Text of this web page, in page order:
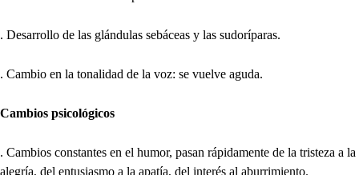
. Desarrollo de las glándulas sebáceas y las sudoríparas.
. Cambio en la tonalidad de la voz: se vuelve aguda.
Cambios psicológicos
. Cambios constantes en el humor, pasan rápidamente de la tristeza a la
alegría, del entusiasmo a la apatía, del interés al aburrimiento.